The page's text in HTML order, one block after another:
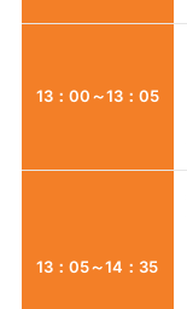
13：00～13：05
13：05～14：35